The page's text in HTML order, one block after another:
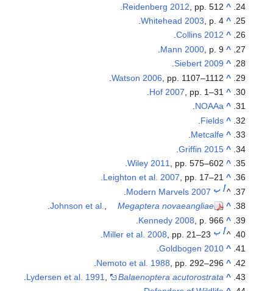
^
Reidenberg 2012 , pp. 512.
^
Whitehead 2003 , p. 4.
^
Collins 2012
.
^
Mann 2000 , p. 9.
^
Siebert 2009
.
^
Watson 2006 , pp. 1107–1112.
^
Hof 2007 , pp. 1–31.
^
NOAAa
.
^
Fields
^
Metcalfe
^
Griffin 2015
.
^
Wiley 2011
, pp. 575–602.
^
Leighton et al. 2007, pp. 17–21.
^أ ب Modern Marvels 2007
^
Johnson et al. Megaptera novaeangliae
.
^
Kennedy 2008 , p. 966.
^أ ب Miller et al. 2008 , pp. 21–23.
^
Goldbogen 2010
.
^
Nemoto et al. 1988 , pp. 292–296.
^
Lydersen et al. 1991 Balaenoptera acutorostrata